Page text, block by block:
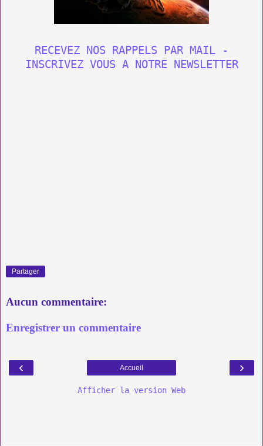
RECEVEZ NOS RAPPELS PAR MAIL -
INSCRIVEZ VOUS A NOTRE NEWSLETTER
Partager
Aucun commentaire:
Enregistrer un commentaire
‹ ›
Accueil
Afficher la version Web